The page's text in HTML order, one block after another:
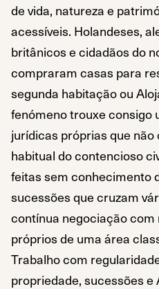
de vida, natureza e
acessíveis. Holandeses,
britânicos e cidadãos do
compraram casas para
segunda habitação ou
fenómeno trouxe consigo
jurídicas próprias que
habitual do contencioso
feitas sem conhecimento
sucessões que cruzam
contínua negociação
próprios de uma área
Trabalho com
propriedade, sucessões